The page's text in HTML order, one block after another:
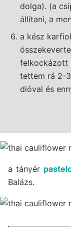
dolga). (a
állítani, a
a kész
felkockázott
tettem rá 2-
dióval és
a tányér
Balázs.